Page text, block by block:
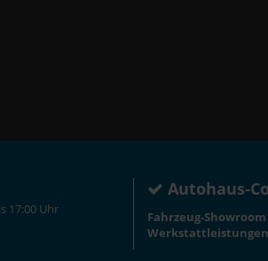
17:00 Uhr
Autohaus-
Fahrzeug-Showroom
Werkstattleistungen